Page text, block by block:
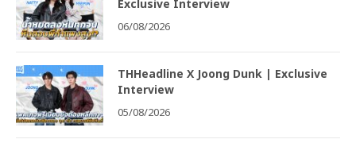
Exclusive Interview
06/08/2026
THHeadline X Joong Dunk | Exclusive
Interview
05/08/2026